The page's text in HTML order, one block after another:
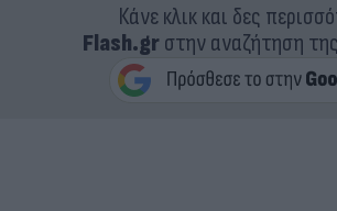
Κάνε κλικ και δες
Flash.grστην αναζήτηση της